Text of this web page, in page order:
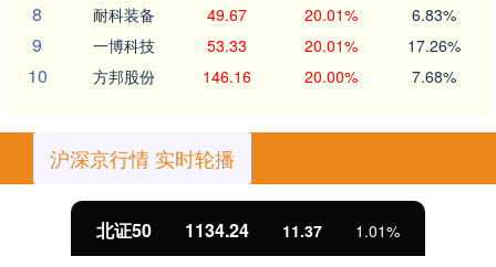
8 耐科装备 49.67 20.01% 6.83%
9 一博科技 53.33 20.01% 17.26%
10 方邦股份 146.16 20.00% 7.68%
沪深京行情 实时轮播
北证50 1134.24 11.37 1.01%